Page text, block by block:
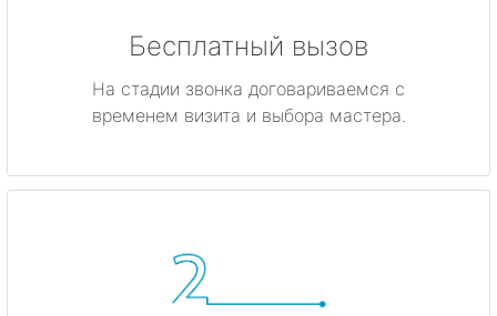
Бесплатный вызов
На стадии звонка договариваемся с
временем визита и выбора мастера.